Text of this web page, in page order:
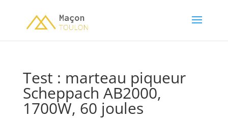
Test : marteau piqueur
Scheppach AB2000,
1700W, 60 joules